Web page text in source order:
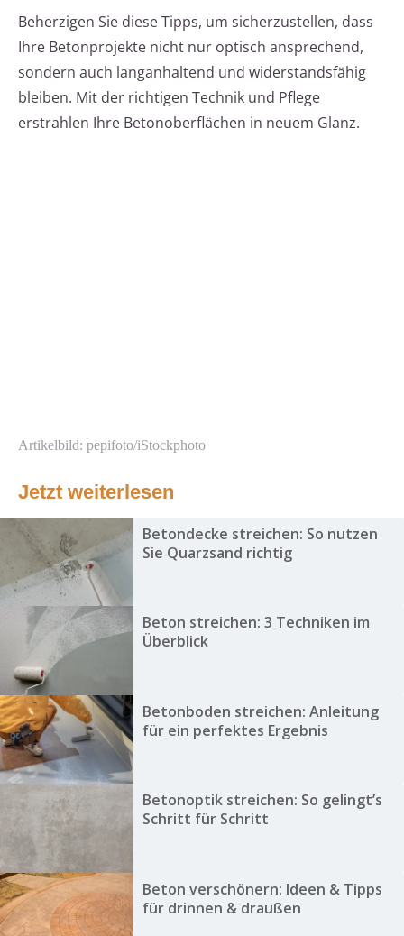
Beherzigen Sie diese Tipps, um sicherzustellen, dass
Ihre Betonprojekte nicht nur optisch ansprechend,
sondern auch langanhaltend und widerstandsfähig
bleiben. Mit der richtigen Technik und Pflege
erstrahlen Ihre Betonoberflächen in neuem Glanz.
Artikelbild: pepifoto/iStockphoto
Jetzt weiterlesen
Betondecke streichen: So nutzen
Sie Quarzsand richtig
Beton streichen: 3 Techniken im
Überblick
Betonboden streichen: Anleitung
für ein perfektes Ergebnis
Betonoptik streichen: So gelingt’s
Schritt für Schritt
Beton verschönern: Ideen & Tipps
für drinnen & draußen